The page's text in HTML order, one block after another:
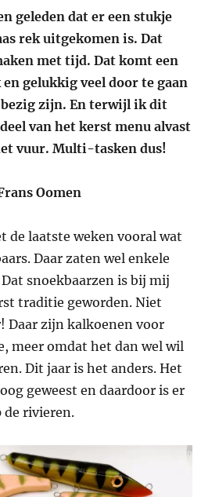
geleden dat er een stukje
rek uitgekomen is. Dat
met tijd. Dat komt een
gelukkig veel door te gaan
bezig zijn. En terwijl ik dit
van het kerst menu alvast
vuur. Multi-tasken dus!
Oomen
de laatste weken vooral wat
Daar zaten wel enkele
snoekbaarzen is bij mij
traditie geworden. Niet
Daar zijn kalkoenen voor
meer omdat het dan wel wil
Dit jaar is het anders. Het
geweest en daardoor is er
de rivieren.